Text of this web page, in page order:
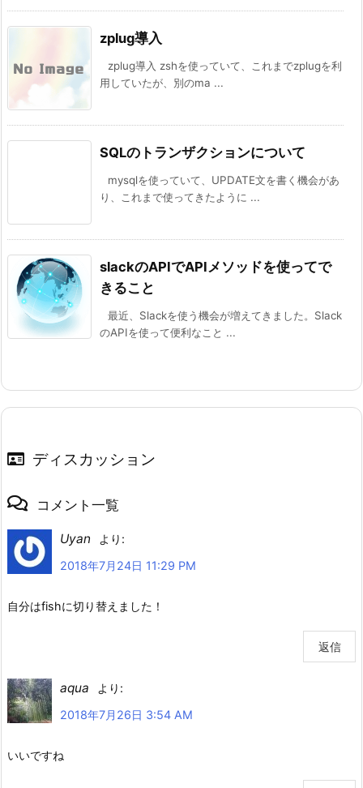
zplug導入
zplug導入 zshを使っていて、これまでzplugを利
用していたが、別のma ...
SQLのトランザクションについて
mysqlを使っていて、UPDATE文を書く機会があ
り、これまで使ってきたように ...
slackのAPIでAPIメソッドを使ってで
きること
最近、Slackを使う機会が増えてきました。Slack
のAPIを使って便利なこと ...
ディスカッション
コメント一覧
Uyan
より:
2018年7月24日 11:29 PM
自分はfishに切り替えました！
返信
aqua
より:
2018年7月26日 3:54 AM
いいですね